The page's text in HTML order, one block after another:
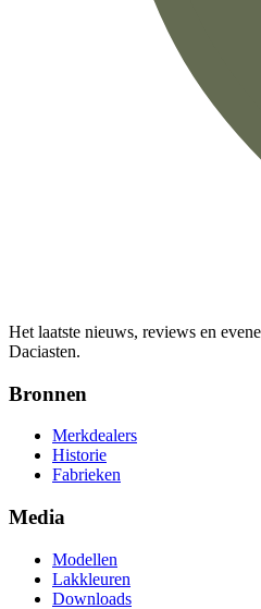
Het laatste nieuws, reviews en
Daciasten.
Bronnen
Merkdealers
Historie
Fabrieken
Media
Modellen
Lakkleuren
Downloads